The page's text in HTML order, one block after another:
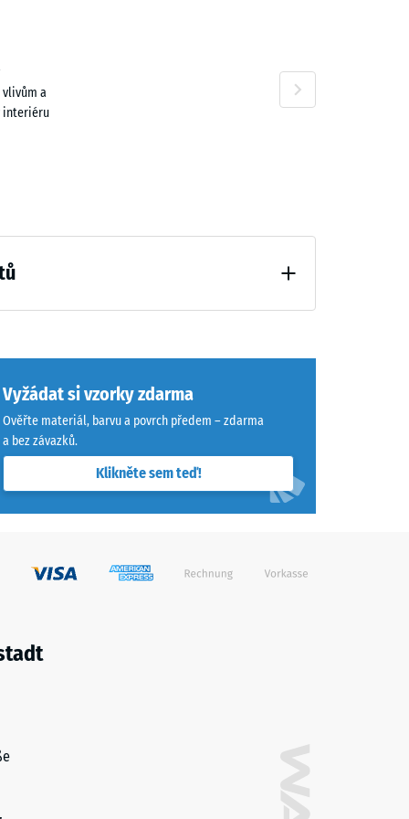
a
interiéru
(BS 7188)
R10
Vyžádat si vzorky zdarma
Ověřte materiál, barvu a povrch předem – zdarma
a bez závazků.
Klikněte sem teď!